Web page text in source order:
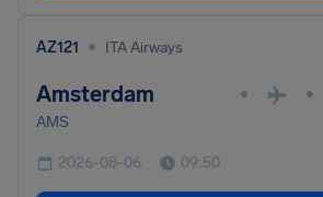
AZ121 • ITA Airways
Amsterdam • •
AMS
2026-08-06 09:50